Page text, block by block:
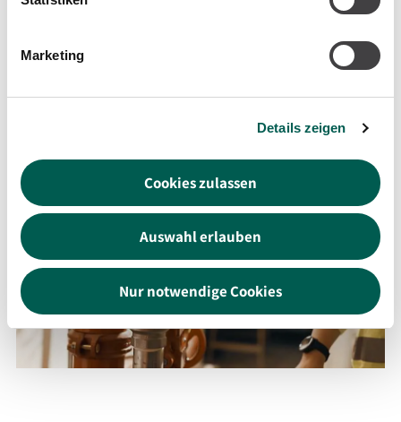
Marketing
Details zeigen
Cookies zulassen
Auswahl erlauben
Nur notwendige Cookies